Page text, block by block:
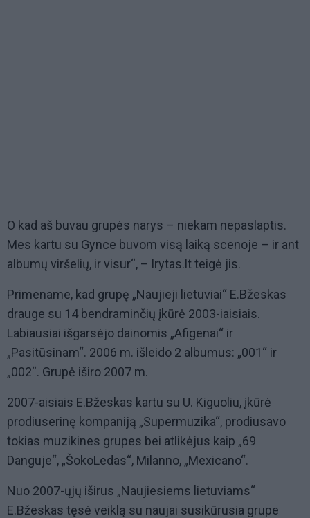
O kad aš buvau grupės narys – niekam nepaslaptis.
Mes kartu su Gynce buvom visą laiką scenoje – ir ant
albumų viršelių, ir visur“, – lrytas.lt teigė jis.
Primename, kad grupę „Naujieji lietuviai“ E.Bžeskas
drauge su 14 bendraminčių įkūrė 2003-iaisiais.
Labiausiai išgarsėjo dainomis „Afigenai“ ir
„Pasitūsinam“. 2006 m. išleido 2 albumus: „001“ ir
„002“. Grupė iširo 2007 m.
2007-aisiais E.Bžeskas kartu su U. Kiguoliu, įkūrė
prodiuserinę kompaniją „Supermuzika“, prodiusavo
tokias muzikines grupes bei atlikėjus kaip „69
Danguje“, „ŠokoLedas“, Milanno, „Mexicano“.
Nuo 2007-ųjų iširus „Naujiesiems lietuviams“
E.Bžeskas tęsė veiklą su naujai susikūrusia grupe